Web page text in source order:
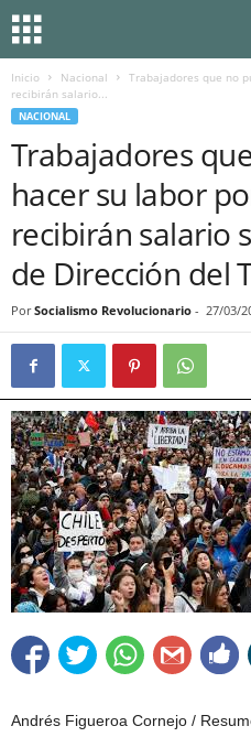
Inicio Nacional
Trabajadores que no
recibirán salario...
NACIONAL
Trabajadores
hacer su labor
recibirán salario
de Dirección del
Por Socialismo Revolucionario - 27/03/
Andrés Figueroa Cornejo /